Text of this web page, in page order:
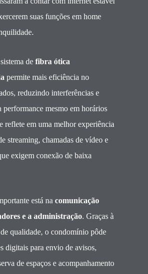
suas funções em home
de fibra ótica
permite mais eficiência no
reduzindo interferências e
performance mesmo em horários
reflete em uma melhor experiência
streaming, chamadas de vídeo e
exigem conexão de baixa
está na comunicação
e a administração. Graças à
qualidade, o condomínio pôde
digitais para envio de avisos,
de espaços e acompanhamento